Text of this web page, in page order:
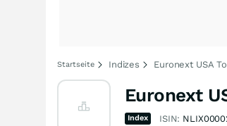
Startseite Indizes Euronext USA
Euronext
Index ISIN: